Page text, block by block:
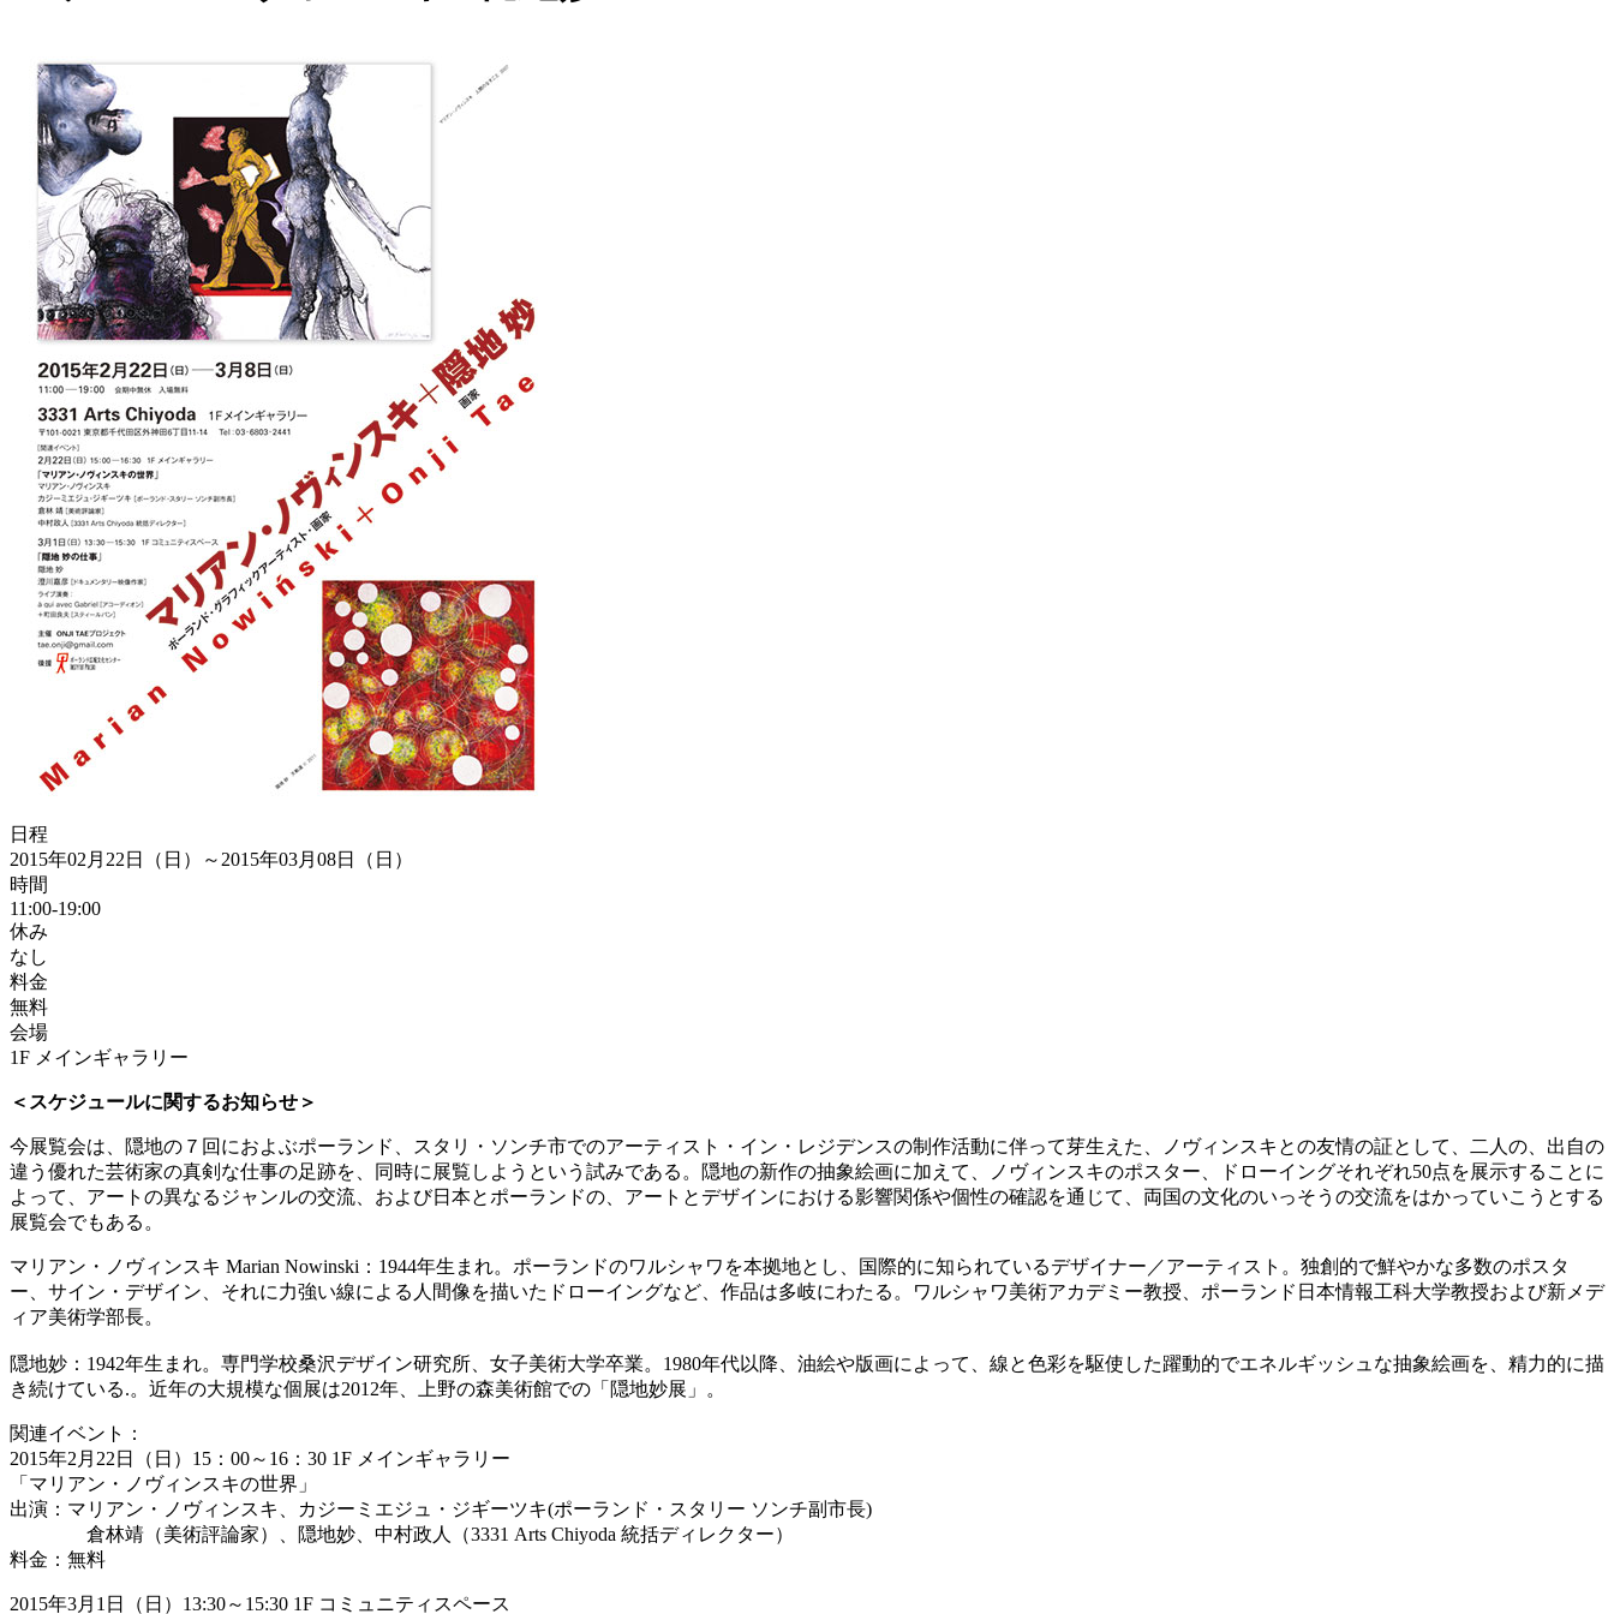
日程
2015年02月22日（日）～2015年03月08日（日）
時間
11:00-19:00
休み
なし
料金
無料
会場
1F メインギャラリー
＜スケジュールに関するお知らせ＞
今展覧会は、隠地の７回におよぶポーランド、スタリ・ソンチ市でのアーティスト・イン・レジデンスの制作活動に伴って芽生えた、ノヴィンスキとの友情の証として、二人の、出自の
違う優れた芸術家の真剣な仕事の足跡を、同時に展覧しようという試みである。隠地の新作の抽象絵画に加えて、ノヴィンスキのポスター、ドローイングそれぞれ50点を展示することに
よって、アートの異なるジャンルの交流、および日本とポーランドの、アートとデザインにおける影響関係や個性の確認を通じて、両国の文化のいっそうの交流をはかっていこうとする
展覧会でもある。
マリアン・ノヴィンスキ Marian Nowinski：1944年生まれ。ポーランドのワルシャワを本拠地とし、国際的に知られているデザイナー／アーティスト。独創的で鮮やかな多数のポスタ
ー、サイン・デザイン、それに力強い線による人間像を描いたドローイングなど、作品は多岐にわたる。ワルシャワ美術アカデミー教授、ポーランド日本情報工科大学教授および新メデ
ィア美術学部長。
隠地妙：1942年生まれ。専門学校桑沢デザイン研究所、女子美術大学卒業。1980年代以降、油絵や版画によって、線と色彩を駆使した躍動的でエネルギッシュな抽象絵画を、精力的に描
き続けている.。近年の大規模な個展は2012年、上野の森美術館での「隠地妙展」。
関連イベント：
2015年2月22日（日）15：00～16：30 1F メインギャラリー
「マリアン・ノヴィンスキの世界」
出演：マリアン・ノヴィンスキ、カジーミエジュ・ジギーツキ(ポーランド・スタリー ソンチ副市長)
倉林靖（美術評論家）、隠地妙、中村政人（3331 Arts Chiyoda 統括ディレクター）
料金：無料
2015年3月1日（日）13:30～15:30 1F コミュニティスペース